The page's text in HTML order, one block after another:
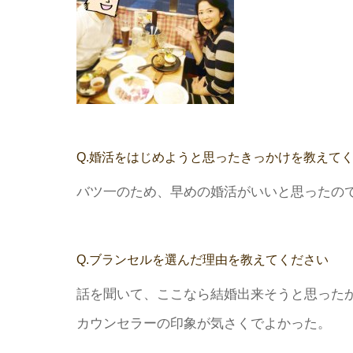
Q.婚活をはじめようと思ったきっかけを教えて
バツ一のため、早めの婚活がいいと思ったの
Q.ブランセルを選んだ理由を教えてください
話を聞いて、ここなら結婚出来そうと思った
カウンセラーの印象が気さくでよかった。